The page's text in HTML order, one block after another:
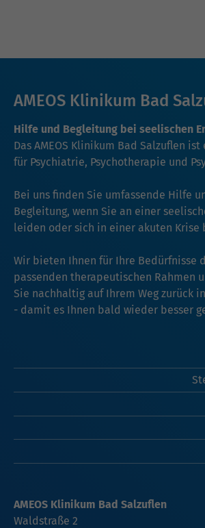
AMEOS Klinikum Bad
Hilfe und Begleitung bei seelischen
Das AMEOS Klinikum Bad Salzuflen
für Psychiatrie, Psychotherapie und
Bei uns finden Sie umfassende Hilfe
Begleitung, wenn Sie an einer
leiden oder sich in einer akuten Krise
Wir bieten Ihnen für Ihre Bedürfnisse
passenden therapeutischen Rahmen
Sie nachhaltig auf Ihrem Weg zurück
- damit es Ihnen bald wieder besser
AMEOS Klinikum Bad Salzuflen
Waldstraße 2